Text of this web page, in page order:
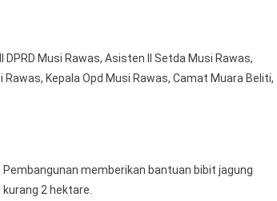
Musi Rawas, Asisten II Setda Musi Rawas,
Kepala Opd Musi Rawas, Camat Muara Beliti,
memberikan bantuan bibit jagung
2 hektare.